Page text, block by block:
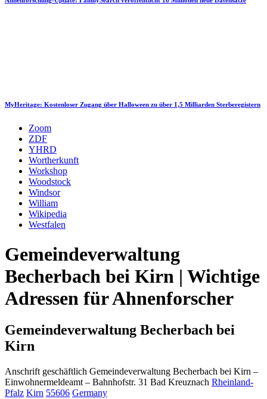
MyHeritage: Kostenloser Zugang über Halloween zu über 1,5 Milliarden Sterberegistern
Zoom
ZDF
YHRD
Wortherkunft
Workshop
Woodstock
Windsor
William
Wikipedia
Westfalen
Gemeindeverwaltung
Becherbach bei Kirn | Wichtige
Adressen für Ahnenforscher
Gemeindeverwaltung Becherbach bei
Kirn
Anschrift geschäftlich Gemeindeverwaltung Becherbach bei Kirn –
Einwohnermeldeamt – Bahnhofstr. 31 Bad Kreuznach Rheinland-
Pfalz Kirn 55606 Germany